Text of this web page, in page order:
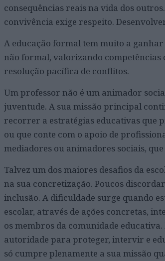
consequências reais na vida dos
convivência exige respeito.
A educação formal tem muito a
não formal, valorizando competências
resolução pacífica de conflitos.
Um professor não é um animador
juventude. A sua missão principal
recorrer a estratégias educativas que
ou que conte com o apoio de
mediadores ou animadores sociais,
Talvez um dos maiores desafios da
na sua concretização. Poucos
inclusão. A dificuldade surge quando
escolar, através de ações concretas,
os membros da comunidade
autoridade para proteger, intervir e
só cumpre plenamente a sua missão